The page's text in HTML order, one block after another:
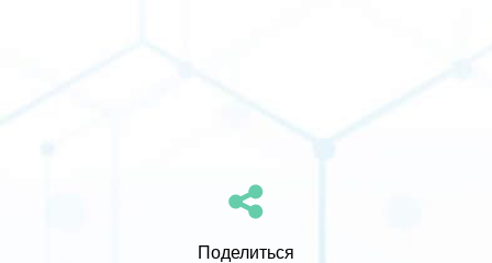
Поделиться